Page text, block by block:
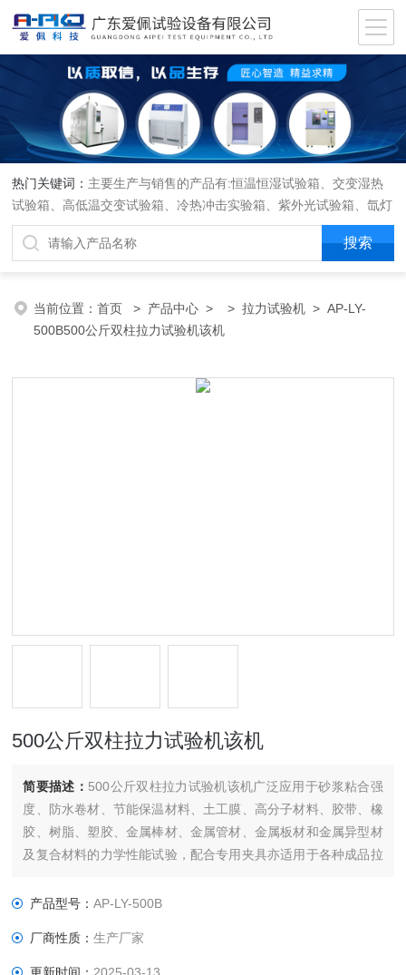
热门关键词： 主要生产与销售的产品有:恒温恒湿试验箱、交变湿热
试验箱、高低温交变试验箱、冷热冲击实验箱、紫外光试验箱、氙灯
老化箱、恒温恒湿实验室、沙尘试验箱、淋雨试验箱、盐水喷雾试验
箱、各种振动试验台、拉力试验机、蒸汽老化试验机、跌落试验机、
当前位置：首页 > 产品中心 > >拉力试验机 > AP-LY-
500B500公斤双柱拉力试验机该机
500公斤双柱拉力试验机该机
简要描述： 500公斤双柱拉力试验机该机广泛应用于砂浆粘合强
度、防水卷材、节能保温材料、土工膜、高分子材料、胶带、橡
胶、树脂、塑胶、金属棒材、金属管材、金属板材和金属异型材
及复合材料的力学性能试验，配合专用夹具亦适用于各种成品拉
合强度试验。
产品型号：AP-LY-500B
厂商性质：生产厂家